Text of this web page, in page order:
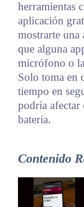
herramientas
aplicación
mostrarte una
que alguna
micrófono o
Solo toma en
tiempo en
podría afectar
batería.
Contenido